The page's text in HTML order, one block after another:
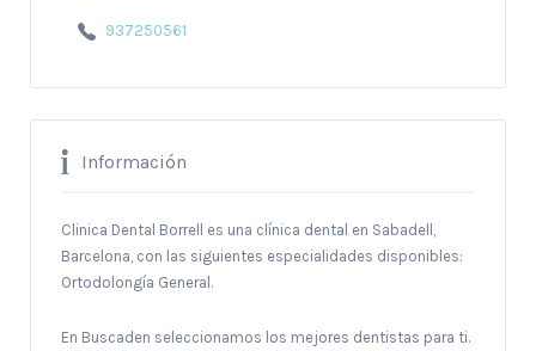
937250561
Información
Clinica Dental Borrell es una clínica dental en Sabadell,
Barcelona, con las siguientes especialidades disponibles:
Ortodolongía General.
En Buscaden seleccionamos los mejores dentistas para ti.